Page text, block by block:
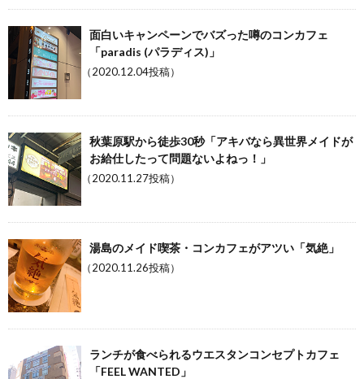
面白いキャンペーンでバズった噂のコンカフェ
「paradis (パラディス)」
（2020.12.04投稿）
秋葉原駅から徒歩30秒「アキバなら異世界メイドが
お給仕したって問題ないよねっ！」
（2020.11.27投稿）
湯島のメイド喫茶・コンカフェがアツい「気絶」
（2020.11.26投稿）
ランチが食べられるウエスタンコンセプトカフェ
「FEEL WANTED」